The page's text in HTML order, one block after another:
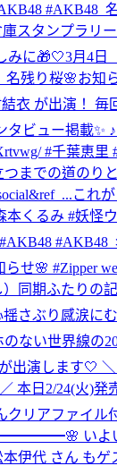
#AKB48_
スタンプラリ
みに🎁🤍3月4日
名残り桜🌸お知
衣 が出演！ 毎
ビュー掲載✨ ♪
#千葉恵
までの道のり
これ
くるみ #妖怪
らせ🌸 #Zipper
同期ふたりの記
さぶり感涙に
ない世界線の
出演します🤍
／ 本日2/24(火)
クリアファイル
いよいよ明
伊代 さん もゲ